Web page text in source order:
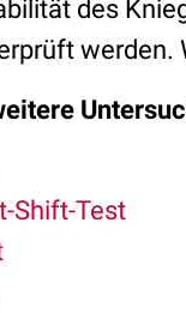
des
werden.
Shift-Test